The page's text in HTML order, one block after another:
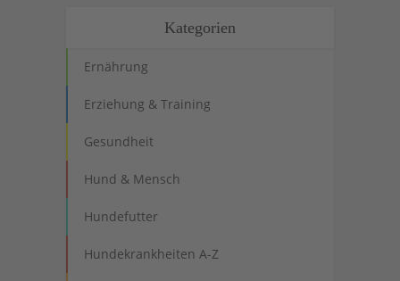
Kategorien
Ernährung
Erziehung & Training
Gesundheit
Hund & Mensch
Hundefutter
Hundekrankheiten A-Z